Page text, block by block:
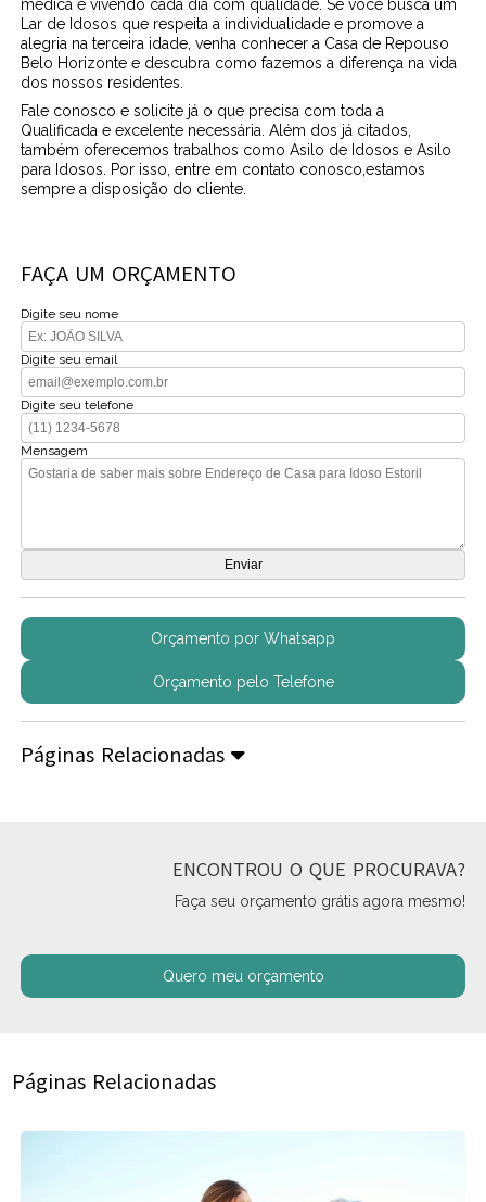
médica e vivendo cada dia com qualidade. Se você busca um
Lar de Idosos que respeita a individualidade e promove a
alegria na terceira idade, venha conhecer a Casa de Repouso
Belo Horizonte e descubra como fazemos a diferença na vida
dos nossos residentes.
Fale conosco e solicite já o que precisa com toda a
Qualificada e excelente necessária. Além dos já citados,
também oferecemos trabalhos como Asilo de Idosos e Asilo
para Idosos. Por isso, entre em contato conosco,estamos
sempre a disposição do cliente.
FAÇA UM ORÇAMENTO
Digite seu nome
Digite seu email
Digite seu telefone
Mensagem
Orçamento por Whatsapp
Orçamento pelo Telefone
Páginas Relacionadas
ENCONTROU O QUE PROCURAVA?
Faça seu orçamento grátis agora mesmo!
Quero meu orçamento
Páginas Relacionadas